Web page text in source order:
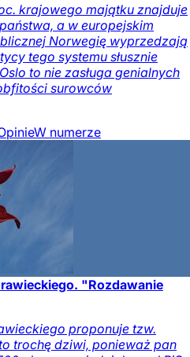
krajowego majątku znajduje
a w europejskim
Norwegię wyprzedzają
tego systemu słusznie
to nie zasługa genialnych
surowców
W numerze
"Rozdawanie
proponuje tzw.
trochę dziwi, ponieważ pan